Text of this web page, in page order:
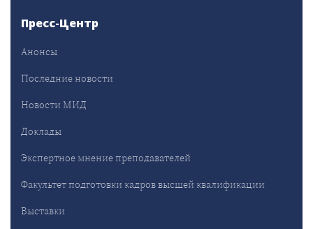
Пресс-Центр
Анонсы
Последние новости
Новости МИД
Доклады
Экспертное мнение преподавателей
Факультет подготовки кадров высшей квалификации
Выставки